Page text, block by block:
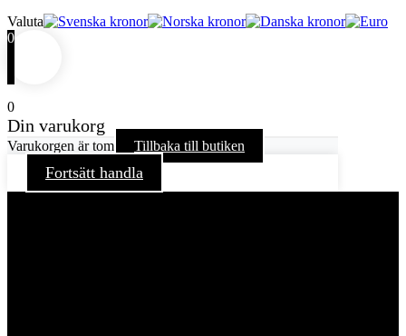
Valuta
0
0
Din varukorg
Varukorgen är tom Tillbaka till butiken
Fortsätt handla